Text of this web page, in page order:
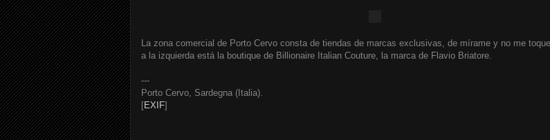
La zona comercial de Porto Cervo consta de tiendas de marcas exclusivas, de mírame y no me
a la izquierda está la boutique de Billionaire Italian Couture, la marca de Flavio Briatore.
---
Porto Cervo, Sardegna (Italia).
[EXIF]